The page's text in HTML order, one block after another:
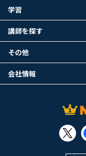
学習
講師を探す
その他
会社情報